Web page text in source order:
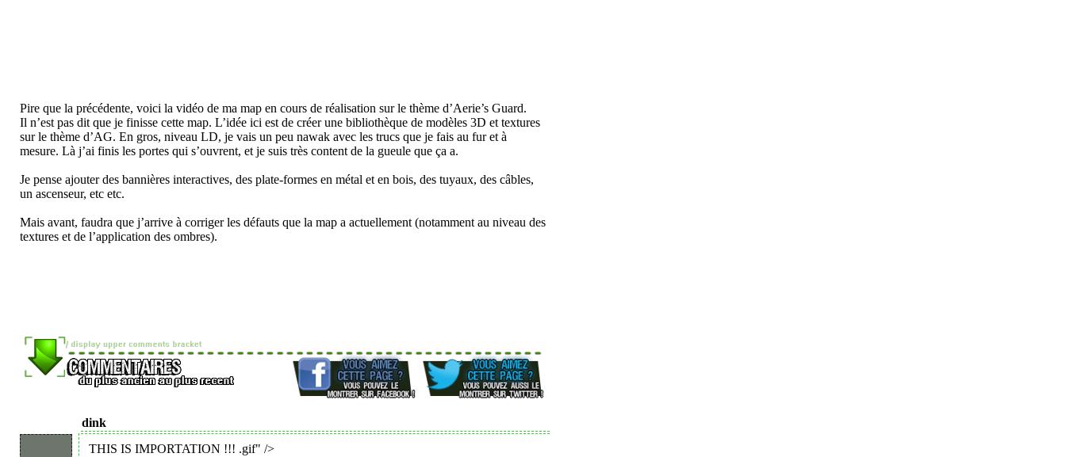
Pire que la précédente, voici la vidéo de ma map en cours de réalisation sur le thème d’Aerie’s Guard.
Il n’est pas dit que je finisse cette map. L’idée ici est de créer une bibliothèque de modèles 3D et textures
sur le thème d’AG. En gros, niveau LD, je vais un peu nawak avec les trucs que je fais au fur et à
mesure. Là j’ai finis les portes qui s’ouvrent, et je suis très content de la gueule que ça a.
Je pense ajouter des bannières interactives, des plate-formes en métal et en bois, des tuyaux, des câbles,
un ascenseur, etc etc.
Mais avant, faudra que j’arrive à corriger les défauts que la map a actuellement (notamment au niveau des
textures et de l’application des ombres).
dink
THIS IS IMPORTATION !!! .gif" />